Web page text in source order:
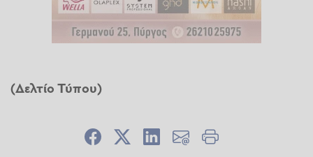
(Δελτίο Τύπου)